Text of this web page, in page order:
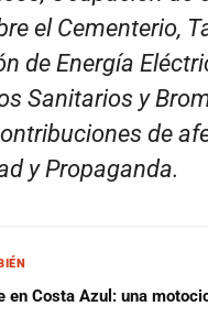
el Cementerio,
de Energía
Sanitarios y
de
y Propaganda.
en Costa Azul: una